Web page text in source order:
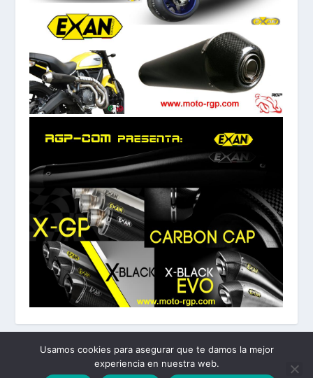
Elegant Themes| Desarrollado por WordPress
Usamos cookies para asegurar que te damos la mejor
experiencia en nuestra web.